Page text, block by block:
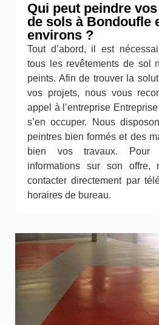
Qui peut peindre
de sols à Bondoufle
environs ?
Tout d’abord, il est
tous les revêtements de sol
peints. Afin de trouver la
vos projets, nous vous
appel à l’entreprise
s’en occuper. Nous
peintres bien formés et des
bien vos travaux.
informations sur son offre,
contacter directement par
horaires de bureau.